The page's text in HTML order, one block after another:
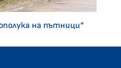
на пътници“